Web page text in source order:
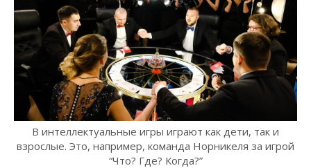
В интеллектуальные игры играют как дети, так и
взрослые. Это, например, команда Норникеля за игрой
“Что? Где? Когда?”